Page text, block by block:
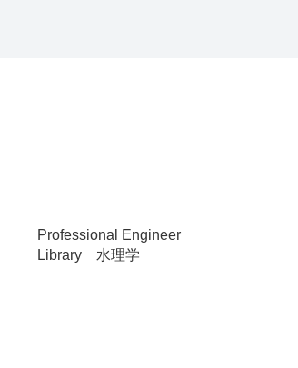
Professional Engineer
Library 水理学